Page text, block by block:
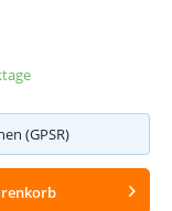
(GPSR)